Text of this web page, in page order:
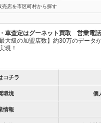
売店を市区町村から探す
車査定はグーネット買取 営業電
最大級の加盟店数】約30万のデータ
現！
コチラ
環境 個
情報